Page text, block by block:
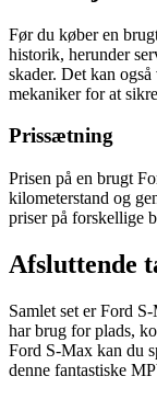
Før du køber en
historik, herunder
skader. Det kan
mekaniker for at
Prissætning
Prisen på en brugt
kilometerstand og
priser på forskellige
Afsluttende
Samlet set er Ford
har brug for plads,
Ford S-Max kan du
denne fantastiske